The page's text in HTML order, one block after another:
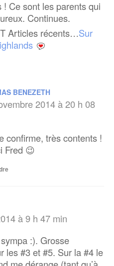
! Ce sont les parents qui
Continues.
Articles récents…Sur
BENEZETH
2014 à 20 h 08
confirme, très contents !
Fred 😉
à 9 h 47 min
:). Grosse
les #3 et #5. Sur la #4 le